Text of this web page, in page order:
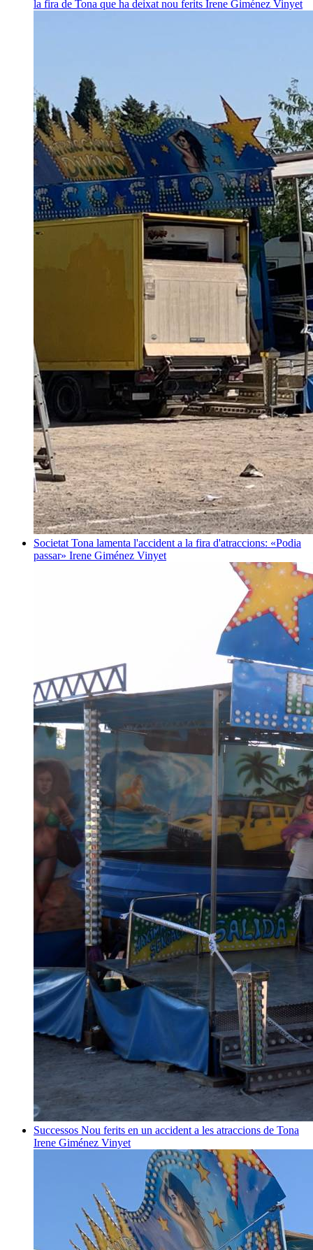
la fira de Tona que ha deixat nou ferits Irene Giménez Vinyet
Societat Tona lamenta l'accident a la fira d'atraccions: «Podia
passar» Irene Giménez Vinyet
Successos Nou ferits en un accident a les atraccions de Tona
Irene Giménez Vinyet